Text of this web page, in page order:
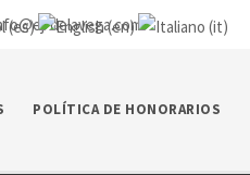
delavega.com
POLÍTICA DE HONORARIOS